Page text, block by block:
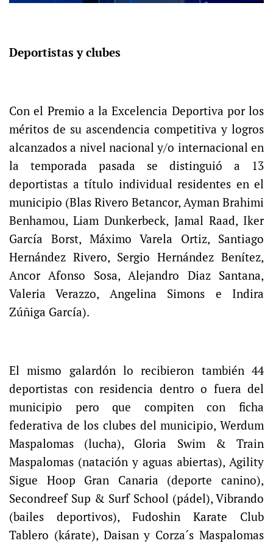
Deportistas y clubes
Con el Premio a la Excelencia Deportiva por los
méritos de su ascendencia competitiva y logros
alcanzados a nivel nacional y/o internacional en
la temporada pasada se distinguió a 13
deportistas a título individual residentes en el
municipio (Blas Rivero Betancor, Ayman Brahimi
Benhamou, Liam Dunkerbeck, Jamal Raad, Iker
García Borst, Máximo Varela Ortiz, Santiago
Hernández Rivero, Sergio Hernández Benítez,
Ancor Afonso Sosa, Alejandro Diaz Santana,
Valeria Verazzo, Angelina Simons e Indira
Zúñiga García).
El mismo galardón lo recibieron también 44
deportistas con residencia dentro o fuera del
municipio pero que compiten con ficha
federativa de los clubes del municipio, Werdum
Maspalomas (lucha), Gloria Swim & Train
Maspalomas (natación y aguas abiertas), Agility
Sigue Hoop Gran Canaria (deporte canino),
Secondreef Sup & Surf School (pádel), Vibrando
(bailes deportivos), Fudoshin Karate Club
Tablero (kárate), Daisan y Corza´s Maspalomas